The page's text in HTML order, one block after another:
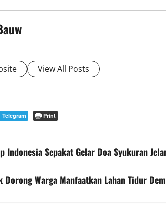
View All Posts
Telegram Print
Indonesia Sepakat Gelar Doa Syukuran
Warga Manfaatkan Lahan Tidur